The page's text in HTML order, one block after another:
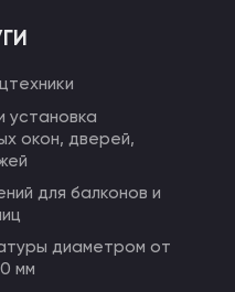
установка
окон, дверей,
для балконов и
диаметром от
мм